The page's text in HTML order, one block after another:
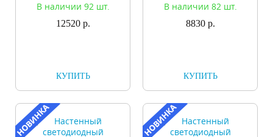
Light Eclissi
3871/12WL
В наличии 92 шт.
12520 р.
КУПИТЬ
Light Eclissi 3871/6WL
В наличии 82 шт.
8830 р.
КУПИТЬ